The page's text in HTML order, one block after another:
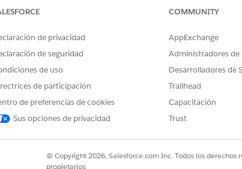
Edition,Performance Edition Unlimited Editiony
la acción.
de revisar los recursos disponibles para IA generativa
según sus requisitos.
de servicio de activos
admitidos.
Gestión de servicio de activos
de privacidad
de seguridad
de uso
de participación
de preferencias de cookies
Sus opciones de privacidad
COMMUNITY
AppExchange
Administradores de
Desarrolladores de
Trailhead
Capacitación
Trust
© Copyright 2026, Salesforce.com Inc. Todos los derechos
propietarios.